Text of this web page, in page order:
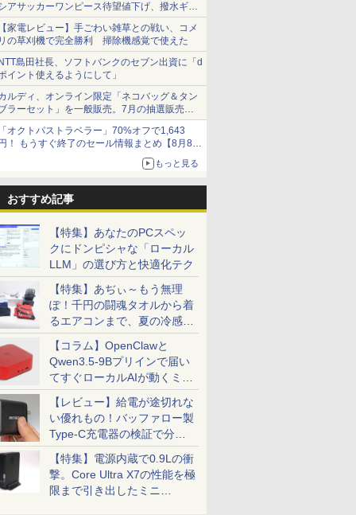
アサッカーワンピース待望値下げ、撥水ギア
ョーツは1990円に
家電レビュー】手ごわい雑草との戦い、コメ
の草刈機で完全勝利 掃除機感覚で使えた
島田社長、ソフトバンクのセブン出資に「d
イント使えるようにして」
ルディ、オンライン限定「ネコバッグ＆タン
ラーセット」を一般販売。7月の抽選販売の
選無効分
オクトパストラベラー」70%オフで1,643
！ もうすぐ終了のセール情報まとめ【8月8日
ンテンドーeショップでは「大神 絶景版」が
もっと見る
おすすめ記事
【特集】あなたのPCスペッ
クにドンピシャな「ローカル
LLM」の選び方と快適化テク
【特集】あぢぃ～もう無理
ぽ！千円の闘魂タオルから着
るエアコンまで、夏の冷感グ
ッズ一挙紹介
【コラム】OpenClawと
Qwen3.5-9Bプリインで届い
てすぐローカルAIが動くミニ
PC「SER9 Pro」
【レビュー】給電が途切れな
い優れもの！バッファロー製
Type-C充電器の検証で分か
ったこと
【特集】電源内蔵で0.9Lの衝
撃。Core Ultra X7の性能を極
限まで引き出したミニ